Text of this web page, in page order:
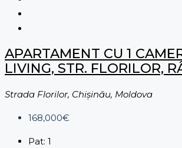
APARTAMENT CU 1
LIVING, STR. FLORILOR,
Strada Florilor, Chișinău, Moldova
168,000€
Pat: 1